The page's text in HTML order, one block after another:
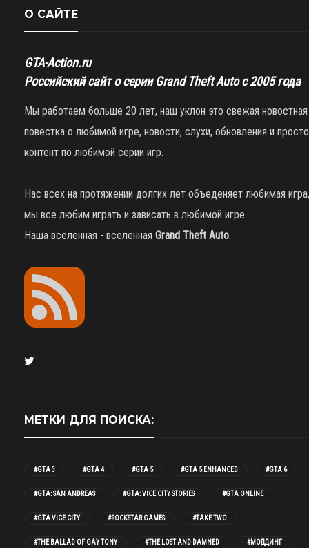
О САЙТЕ
GTA-Action.ru
Российский сайт о серии Grand Theft Auto с 2005 года
Мы работаем больше 20 лет, наш уклон это свежая новостная
повестка о любимой игре, новости, слухи, обновления и просто
контент по любимой серии игр.
Нас всех на протяжении долгих лет объеденяет любимая игра,
мы все любим играть и зависать в любимой игре.
Наша вселенная - вселенная Grand Theft Auto.
МЕТКИ ДЛЯ ПОИСКА:
#GTA 3 #GTA 4 #GTA 5 #GTA 5 ENHANCED #GTA 6
#GTA: SAN ANDREAS #GTA: VICE CITY STORIES #GTA ONLINE
#GTA VICE CITY #ROCKSTAR GAMES #TAKE TWO
#THE BALLAD OF GAY TONY #THE LOST AND DAMNED #МОДДИНГ